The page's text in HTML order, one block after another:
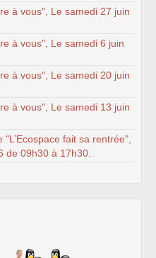
à vous", Le samedi 27 juin
à vous", Le samedi 6 juin
à vous", Le samedi 20 juin
à vous", Le samedi 13 juin
fait sa rentrée",
de 09h30 à 17h30.